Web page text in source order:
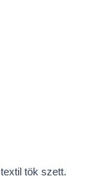
tök szett.